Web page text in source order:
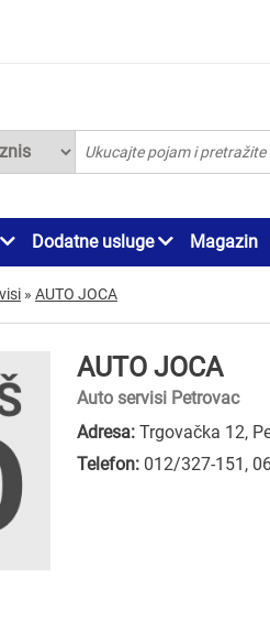
Dodatne usluge Magazin
» AUTO JOCA
AUTO JOCA
Auto servisi Petrovac
Adresa: Trgovačka 12,
Telefon: 012/327-151 ,